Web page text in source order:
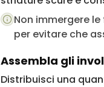
Non immergere
per evitare che
Assembla gli
Distribuisci una